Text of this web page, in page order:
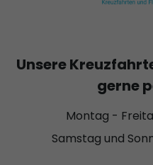
Unsere
gerne
Montag -
Samstag und